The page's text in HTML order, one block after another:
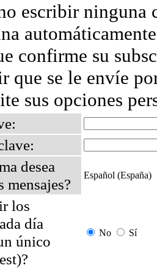
escribir ninguna
confirme su
que se le envíe
sus opciones
desea
mensajes?
Español (España)
los
día
único
No Sí